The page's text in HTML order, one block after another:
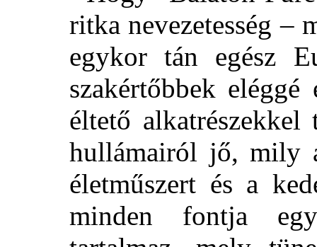
ritka nevezetesség –
egykor tán egész
szakértőbbek
éltető
hullámairól jő, mily
életműszert és a
minden fontja